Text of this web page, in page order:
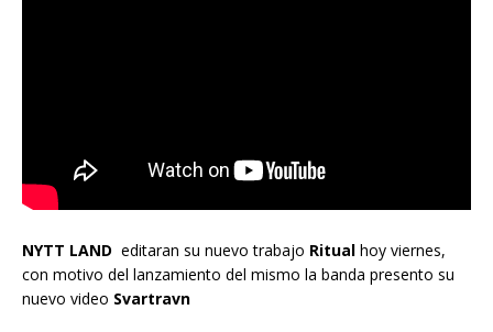
NYTT LAND editaran su nuevo trabajo Ritual hoy viernes,
con motivo del lanzamiento del mismo la banda presento su
nuevo video Svartravn